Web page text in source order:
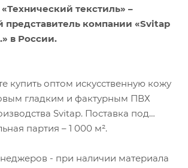
текстиль» –
представитель компании «Svitap
в России.
купить оптом искусственную кожу
гладким и фактурным ПВХ
Svitap. Поставка под
партия – 1 000 м².
- при наличии материала